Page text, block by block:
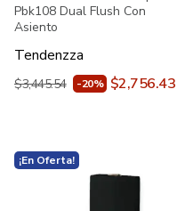
Pbk108 Dual Flush Con
Asiento
Tendenzza
$3,445.54 -20% $2,756.43
¡En Oferta!